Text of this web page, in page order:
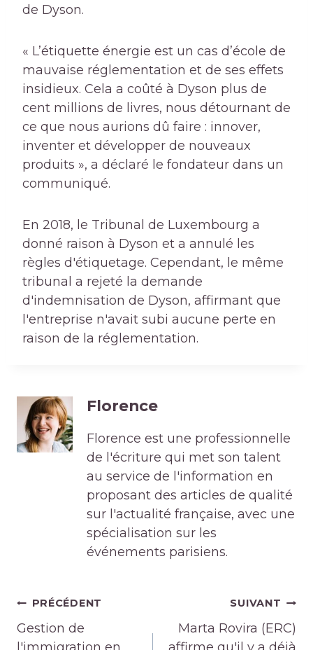
de Dyson.
« L’étiquette énergie est un cas d’école de
mauvaise réglementation et de ses effets
insidieux. Cela a coûté à Dyson plus de
cent millions de livres, nous détournant de
ce que nous aurions dû faire : innover,
inventer et développer de nouveaux
produits », a déclaré le fondateur dans un
communiqué.
En 2018, le Tribunal de Luxembourg a
donné raison à Dyson et a annulé les
règles d'étiquetage. Cependant, le même
tribunal a rejeté la demande
d'indemnisation de Dyson, affirmant que
l'entreprise n'avait subi aucune perte en
raison de la réglementation.
Florence
Florence est une professionnelle
de l'écriture qui met son talent
au service de l'information en
proposant des articles de qualité
sur l'actualité française, avec une
spécialisation sur les
événements parisiens.
Navigation
de
PRÉCÉDENT
Gestion de
SUIVANT
Marta Rovira (ERC)